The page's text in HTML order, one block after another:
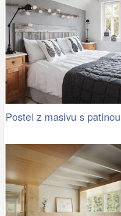
Postel z masivu s patinou